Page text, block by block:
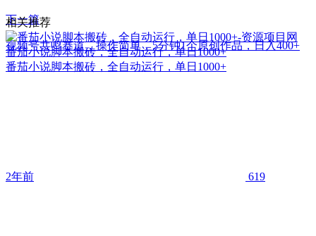
下一篇
视频号共鸣赛道，操作简单，5分钟1个原创作品，日入400+
相关推荐
番茄小说脚本搬砖，全自动运行，单日1000+
番茄小说脚本搬砖，全自动运行，单日1000+
2年前 619